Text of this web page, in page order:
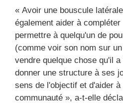
« Avoir une bouscule
également aider à
permettre à quelqu'un de
(comme voir son nom sur
vendre quelque chose qu'il
donner une structure à ses
sens de l'objectif et d'aider
communauté », a-t-elle